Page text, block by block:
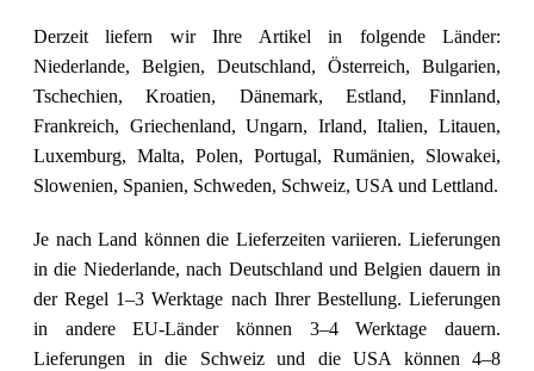
Derzeit liefern wir Ihre Artikel in folgende Länder:
Niederlande, Belgien, Deutschland, Österreich, Bulgarien,
Tschechien, Kroatien, Dänemark, Estland, Finnland,
Frankreich, Griechenland, Ungarn, Irland, Italien, Litauen,
Luxemburg, Malta, Polen, Portugal, Rumänien, Slowakei,
Slowenien, Spanien, Schweden, Schweiz, USA und Lettland.
Je nach Land können die Lieferzeiten variieren. Lieferungen
in die Niederlande, nach Deutschland und Belgien dauern in
der Regel 1–3 Werktage nach Ihrer Bestellung. Lieferungen
in andere EU-Länder können 3–4 Werktage dauern.
Lieferungen in die Schweiz und die USA können 4–8